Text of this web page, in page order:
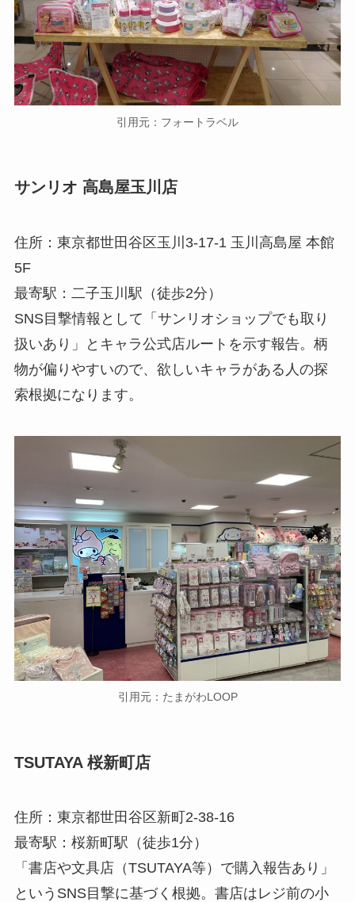
引用元：フォートラベル
サンリオ 高島屋玉川店
住所：東京都世田谷区玉川3-17-1 玉川高島屋 本館
5F
最寄駅：二子玉川駅（徒歩2分）
SNS目撃情報として「サンリオショップでも取り
扱いあり」とキャラ公式店ルートを示す報告。柄
物が偏りやすいので、欲しいキャラがある人の探
索根拠になります。
引用元：たまがわLOOP
TSUTAYA 桜新町店
住所：東京都世田谷区新町2-38-16
最寄駅：桜新町駅（徒歩1分）
「書店や文具店（TSUTAYA等）で購入報告あり」
というSNS目撃に基づく根拠。書店はレジ前の小